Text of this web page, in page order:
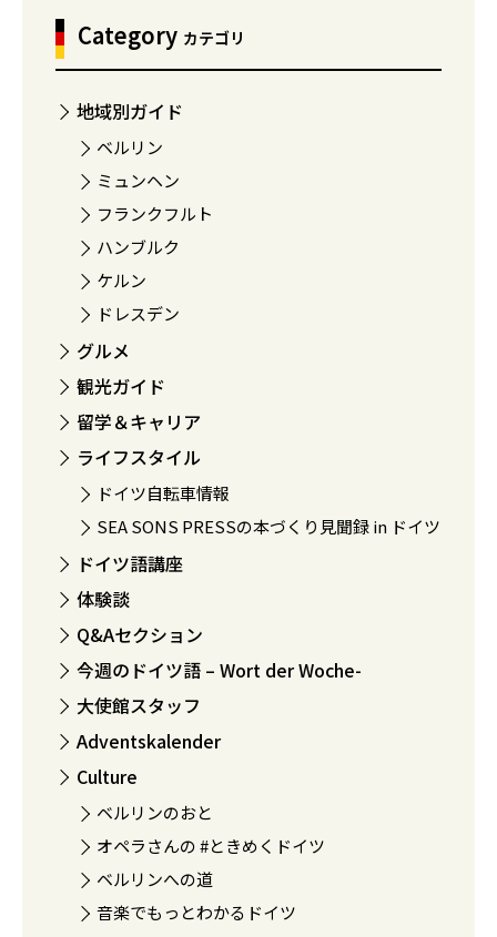
Category カテゴリ
地域別ガイド
ベルリン
ミュンヘン
フランクフルト
ハンブルク
ケルン
ドレスデン
グルメ
観光ガイド
留学＆キャリア
ライフスタイル
ドイツ自転車情報
SEA SONS PRESSの本づくり見聞録 in ドイツ
ドイツ語講座
体験談
Q&Aセクション
今週のドイツ語 – Wort der Woche-
大使館スタッフ
Adventskalender
Culture
ベルリンのおと
オペラさんの #ときめくドイツ
ベルリンへの道
音楽でもっとわかるドイツ